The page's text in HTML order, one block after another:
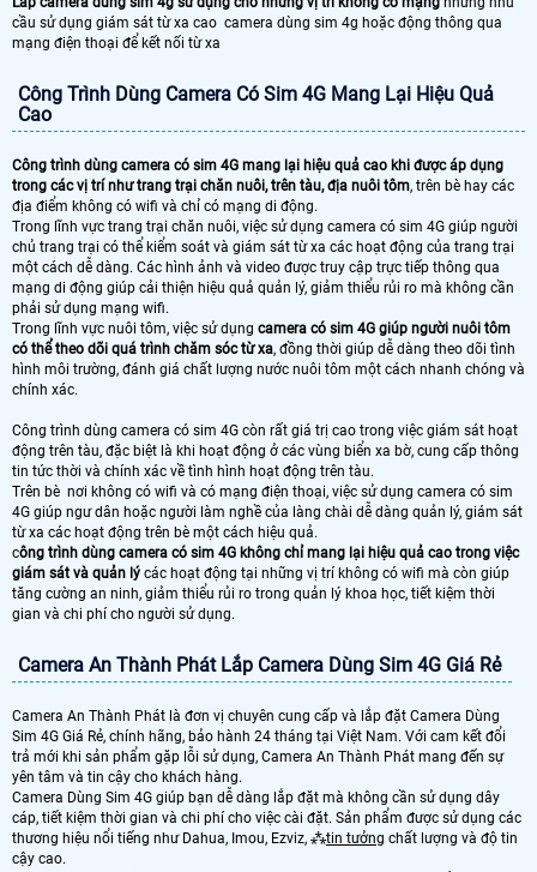
cầu sử dụng giám sát từ xa cao camera dùng sim 4g hoặc động thông qua
mạng điện thoại để kết nối từ xa
Công Trình Dùng Camera Có Sim 4G Mang Lại Hiệu Quả
Cao
Công trình dùng camera có sim 4G mang lại hiệu quả cao khi được áp dụng
trong các vị trí như trang trại chăn nuôi, trên tàu, địa nuôi tôm, trên bè hay các
địa điểm không có wifi và chỉ có mạng di động.
Trong lĩnh vực trang trại chăn nuôi, việc sử dụng camera có sim 4G giúp người
chủ trang trại có thể kiểm soát và giám sát từ xa các hoạt động của trang trại
một cách dễ dàng. Các hình ảnh và video được truy cập trực tiếp thông qua
mạng di động giúp cải thiện hiệu quả quản lý, giảm thiểu rủi ro mà không cần
phải sử dụng mạng wifi.
Trong lĩnh vực nuôi tôm, việc sử dụng camera có sim 4G giúp người nuôi tôm
có thể theo dõi quá trình chăm sóc từ xa, đồng thời giúp dễ dàng theo dõi tình
hình môi trường, đánh giá chất lượng nước nuôi tôm một cách nhanh chóng và
chính xác.
Công trình dùng camera có sim 4G còn rất giá trị cao trong việc giám sát hoạt
động trên tàu, đặc biệt là khi hoạt động ở các vùng biển xa bờ, cung cấp thông
tin tức thời và chính xác về tình hình hoạt động trên tàu.
Trên bè nơi không có wifi và có mạng điện thoại, việc sử dụng camera có sim
4G giúp ngư dân hoặc người làm nghề của làng chài dễ dàng quản lý, giám sát
từ xa các hoạt động trên bè một cách hiệu quả.
công trình dùng camera có sim 4G không chỉ mang lại hiệu quả cao trong việc
giám sát và quản lý các hoạt động tại những vị trí không có wifi mà còn giúp
tăng cường an ninh, giảm thiểu rủi ro trong quản lý khoa học, tiết kiệm thời
gian và chi phí cho người sử dụng.
Camera An Thành Phát Lắp Camera Dùng Sim 4G Giá Rẻ
Camera An Thành Phát là đơn vị chuyên cung cấp và lắp đặt Camera Dùng
Sim 4G Giá Rẻ, chính hãng, bảo hành 24 tháng tại Việt Nam. Với cam kết đổi
trả mới khi sản phẩm gặp lỗi sử dụng, Camera An Thành Phát mang đến sự
yên tâm và tin cậy cho khách hàng.
Camera Dùng Sim 4G giúp bạn dễ dàng lắp đặt mà không cần sử dụng dây
cáp, tiết kiệm thời gian và chi phí cho việc cài đặt. Sản phẩm được sử dụng các
thương hiệu nổi tiếng như Dahua, Imou, Ezviz, ⁂tin tưởng chất lượng và độ tin
cậy cao.